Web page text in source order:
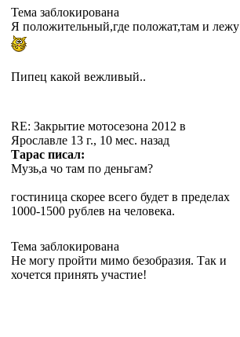
Тема заблокирована
Я положительный,где положат,там и лежу
Пипец какой вежливый..
RE: Закрытие мотосезона 2012 в
Ярославле 13 г., 10 мес. назад
Тарас писал:
Музь,а чо там по деньгам?
гостиница скорее всего будет в пределах
1000-1500 рублев на человека.
Тема заблокирована
Не могу пройти мимо безобразия. Так и
хочется принять участие!